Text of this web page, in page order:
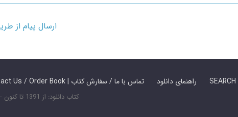
ارسال پیام از طریق ایتا:
Contact Us / Order Book | تماس با ما / سفارش کتاب راهنمای دانلود
کتاب دانلود: از 1391 تا کنون - تمامی حقوق محفوظ است